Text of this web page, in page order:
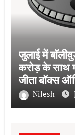
जुलाई में
करोड़ के साथ
जीता बॉक्स
₹2,640
Nilesh